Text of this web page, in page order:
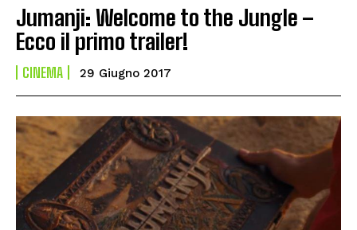
Jumanji: Welcome to the Jungle –
Ecco il primo trailer!
CINEMA 29 Giugno 2017